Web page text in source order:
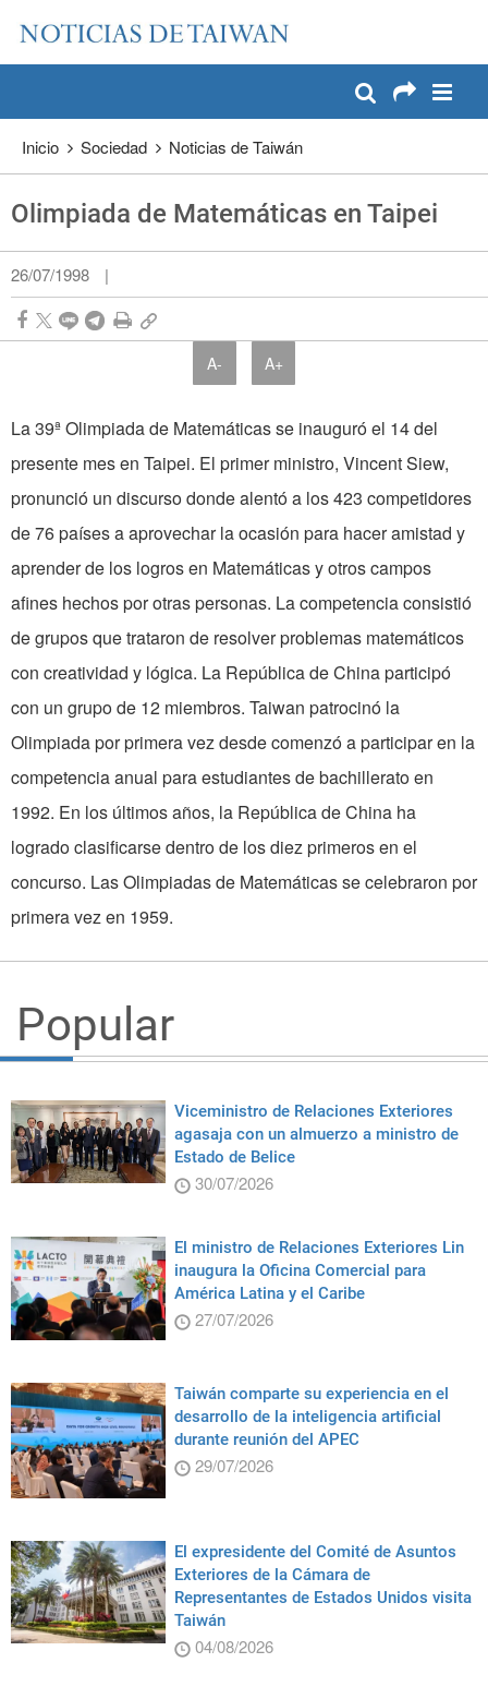
Pase a contenido principal
Inicio Sociedad Noticias de Taiwán
Olimpiada de Matemáticas en Taipei
26/07/1998 |
A- A+
La 39ª Olimpiada de Matemáticas se inauguró el 14 del
presente mes en Taipei. El primer ministro, Vincent Siew,
pronunció un discurso donde alentó a los 423 competidores
de 76 países a aprovechar la ocasión para hacer amistad y
aprender de los logros en Matemáticas y otros campos
afines hechos por otras personas. La competencia consistió
de grupos que trataron de resolver problemas matemáticos
con creatividad y lógica. La República de China participó
con un grupo de 12 miembros. Taiwan patrocinó la
Olimpiada por primera vez desde comenzó a participar en la
competencia anual para estudiantes de bachillerato en
1992. En los últimos años, la República de China ha
logrado clasificarse dentro de los diez primeros en el
concurso. Las Olimpiadas de Matemáticas se celebraron por
primera vez en 1959.
Popular
Viceministro de Relaciones Exteriores
agasaja con un almuerzo a ministro de
Estado de Belice
30/07/2026
El ministro de Relaciones Exteriores Lin
inaugura la Oficina Comercial para
América Latina y el Caribe
27/07/2026
Taiwán comparte su experiencia en el
desarrollo de la inteligencia artificial
durante reunión del APEC
29/07/2026
El expresidente del Comité de Asuntos
Exteriores de la Cámara de
Representantes de Estados Unidos visita
Taiwán
04/08/2026